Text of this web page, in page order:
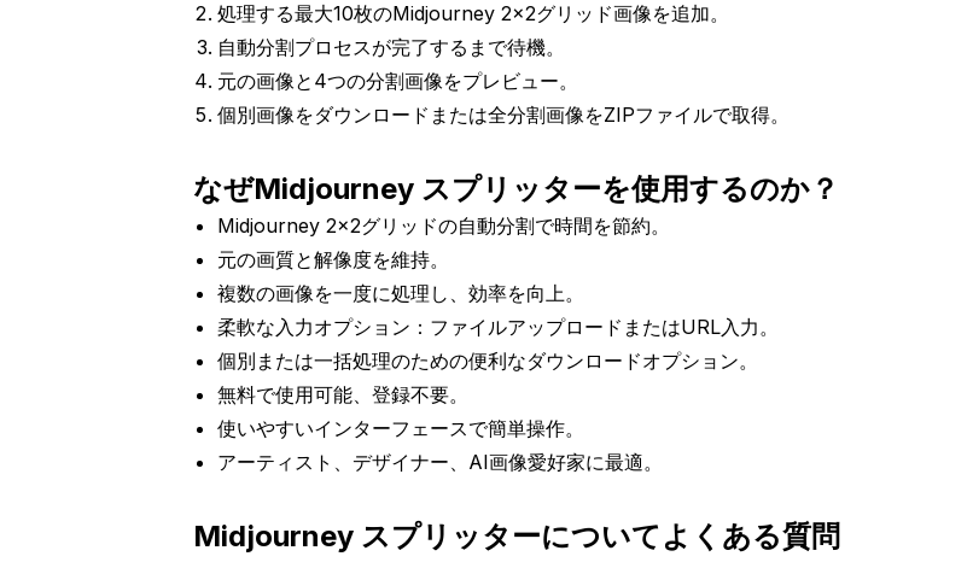
処理する最大10枚のMidjourney 2x2グリッド画像を追加。
自動分割プロセスが完了するまで待機。
元の画像と4つの分割画像をプレビュー。
個別画像をダウンロードまたは全分割画像をZIPファイルで取得。
なぜMidjourney スプリッターを使用するのか？
Midjourney 2x2グリッドの自動分割で時間を節約。
元の画質と解像度を維持。
複数の画像を一度に処理し、効率を向上。
柔軟な入力オプション：ファイルアップロードまたはURL入力。
個別または一括処理のための便利なダウンロードオプション。
無料で使用可能、登録不要。
使いやすいインターフェースで簡単操作。
アーティスト、デザイナー、AI画像愛好家に最適。
Midjourney スプリッターについてよくある質問